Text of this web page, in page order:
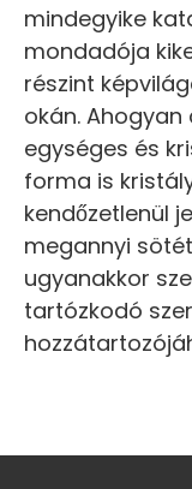
mindegyike
mondadója
részint
okán.
egységes és
forma is
kendőzetlenül
megannyi
ugyanakkor
tartózkodó